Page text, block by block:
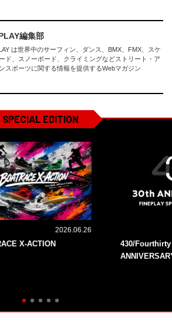
編集部
は世界中のサーフィン、ダンス、BMX、FMX、スケ
ド、スノーボード、クライミングなどストリート・ア
スポーツに関する情報を提供するWebマガジン
SPECIAL EDITION
2026.06.26
X-ACTION
430/